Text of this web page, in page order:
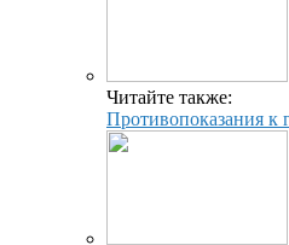
Читайте также:
Противопоказания к